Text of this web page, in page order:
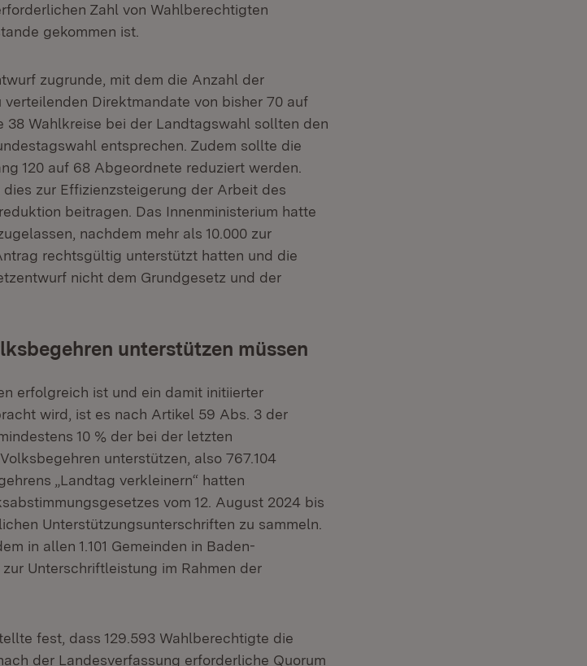
Zahl von Wahlberechtigten
gekommen ist.
zugrunde, mit dem die Anzahl der
Direktmandate von bisher 70 auf
Wahlkreise bei der Landtagswahl sollten den
entsprechen. Zudem sollte die
120 auf 68 Abgeordnete reduziert werden.
zur Effizienzsteigerung der Arbeit des
beitragen. Das Innenministerium hatte
nachdem mehr als 10.000 zur
rechtsgültig unterstützt hatten und die
nicht dem Grundgesetz und der
unterstützen müssen
erfolgreich ist und ein damit initiierter
wird, ist es nach Artikel 59 Abs. 3 der
10 % der bei der letzten
unterstützen, also 767.104
„Landtag verkleinern“ hatten
vom 12. August 2024 bis
Unterstützungsunterschriften zu sammeln.
in allen 1.101 Gemeinden in Baden-
Unterschriftleistung im Rahmen der
fest, dass 129.593 Wahlberechtigte die
der Landesverfassung erforderliche Quorum